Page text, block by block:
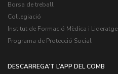
Borsa de treball
Col·legiació
Institut de Formació Mèdica i Lideratge
Programa de Protecció Social
DESCARREGA’T L’APP DEL COMB